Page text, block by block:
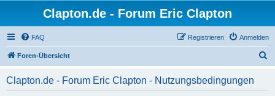
Clapton.de - Forum Eric Clapton
FAQ Anmelden
Registrieren
Foren-Übersicht
Clapton.de - Forum Eric Clapton - Nutzungsbedingungen